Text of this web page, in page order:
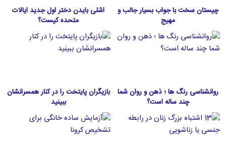
چیستان سخت با جواب بسیار جالب و
مهیج
اشلی بایدن دختر اول جدید ایالات
متحده كيست؟
روانشناسی رنگ ها ؛ ذهن و روان شما
چند ساله است؟
بازیگران پایتخت را در کنار همسرانشان
ببینید